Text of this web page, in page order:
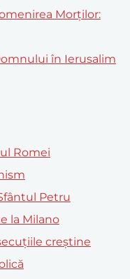
Morților:
în Ierusalim
Romei
Petru
la Milano
creștine